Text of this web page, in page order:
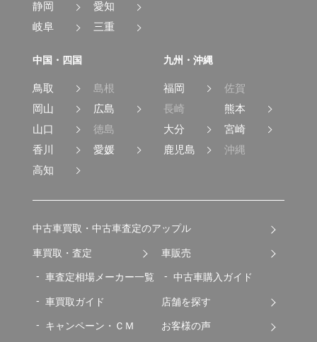
静岡
愛知
岐阜
三重
中国・四国
鳥取
島根
岡山
広島
山口
徳島
香川
愛媛
高知
九州・沖縄
福岡
佐賀
長崎
熊本
大分
宮崎
鹿児島
沖縄
中古車買取・中古車査定のアップル
車買取・査定
車査定相場メーカー一覧
車買取ガイド
キャンペーン・ＣＭ
車販売
中古車購入ガイド
店舗を探す
お客様の声